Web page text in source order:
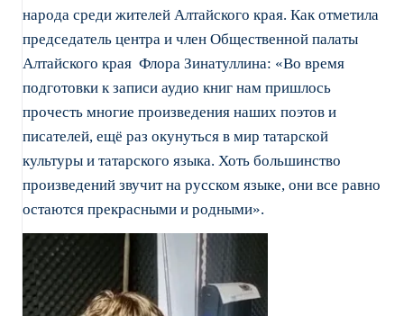
народа среди жителей Алтайского края. Как отметила
председатель центра и член Общественной палаты
Алтайского края Флора Зинатуллина: «Во время
подготовки к записи аудио книг нам пришлось
прочесть многие произведения наших поэтов и
писателей, ещё раз окунуться в мир татарской
культуры и татарского языка. Хоть большинство
произведений звучит на русском языке, они все равно
остаются прекрасными и родными».